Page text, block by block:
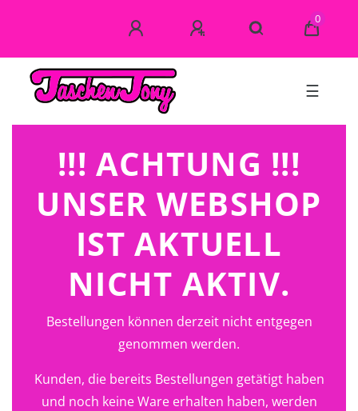
0
☰
!!! ACHTUNG !!!
UNSER WEBSHOP
IST AKTUELL
NICHT AKTIV.
Bestellungen können derzeit nicht entgegen
genommen werden.
Kunden, die bereits Bestellungen getätigt haben
und noch keine Ware erhalten haben, werden